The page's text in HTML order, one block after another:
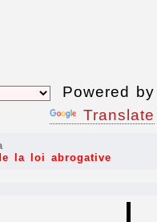
Powered by
Translate
la loi abrogative